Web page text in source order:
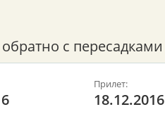
с пересадками
Прилет:
18.12.2016